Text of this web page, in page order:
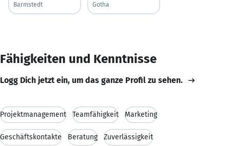
Barmstedt
Gotha
Fähigkeiten und Kenntnisse
Logg Dich jetzt ein, um das ganze Profil zu sehen.
Projektmanagement Teamfähigkeit Marketing
Geschäftskontakte Beratung Zuverlässigkeit